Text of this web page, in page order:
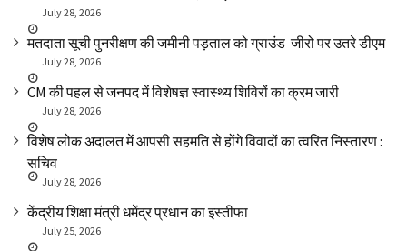
July 28, 2026
मतदाता सूची पुनरीक्षण की जमीनी पड़ताल को ग्राउंड जीरो पर उतरे डीएम
July 28, 2026
CM की पहल से जनपद में विशेषज्ञ स्वास्थ्य शिविरों का क्रम जारी
July 28, 2026
विशेष लोक अदालत में आपसी सहमति से होंगे विवादों का त्वरित निस्तारण :
सचिव
July 28, 2026
केंद्रीय शिक्षा मंत्री धमेंद्र प्रधान का इस्तीफा
July 25, 2026